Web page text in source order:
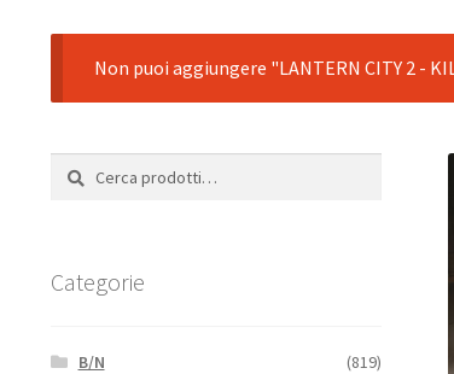
Non puoi aggiungere "LANTERN CITY 2 -
Cerca:
Cerca
Categorie
B/N
(819)